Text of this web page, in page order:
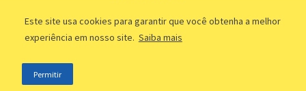
Este site usa cookies para garantir que você obtenha a melhor
experiência em nosso site. Saiba mais
Permitir
©2011 - 2026, GetNinjas LTDA. CNPJ 55.744.877/0001-89 - Rua Dr.
Fernandes Coelho, 85 - 3º andar - São Paulo/SP - Brasil